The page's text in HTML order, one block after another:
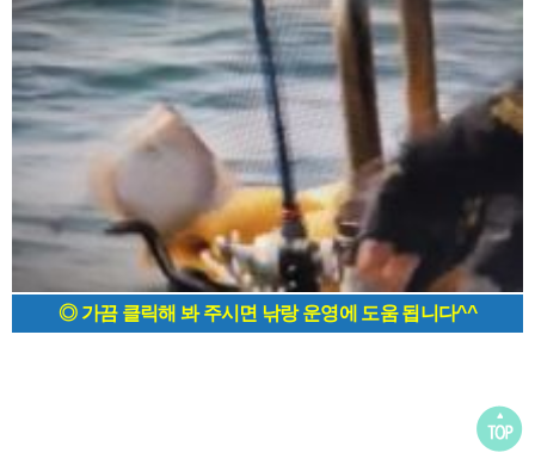
◎ 가끔 클릭해 봐 주시면 낚랑 운영에 도움 됩니다^^